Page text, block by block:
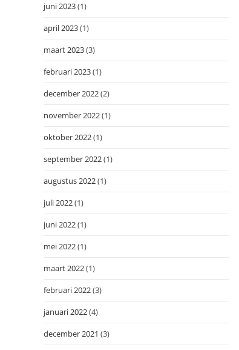
juni 2023(1)
april 2023(1)
maart 2023(3)
februari 2023(1)
december 2022(2)
november 2022(1)
oktober 2022(1)
september 2022(1)
augustus 2022(1)
juli 2022(1)
juni 2022(1)
mei 2022(1)
maart 2022(1)
februari 2022(3)
januari 2022(4)
december 2021 (3)